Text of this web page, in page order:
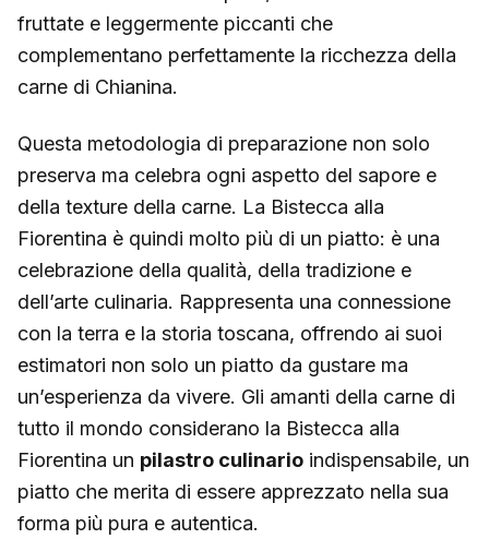
fruttate e leggermente piccanti che
complementano perfettamente la ricchezza della
carne di Chianina.
Questa metodologia di preparazione non solo
preserva ma celebra ogni aspetto del sapore e
della texture della carne. La Bistecca alla
Fiorentina è quindi molto più di un piatto: è una
celebrazione della qualità, della tradizione e
dell’arte culinaria. Rappresenta una connessione
con la terra e la storia toscana, offrendo ai suoi
estimatori non solo un piatto da gustare ma
un’esperienza da vivere. Gli amanti della carne di
tutto il mondo considerano la Bistecca alla
Fiorentina un pilastro culinario indispensabile, un
piatto che merita di essere apprezzato nella sua
forma più pura e autentica.